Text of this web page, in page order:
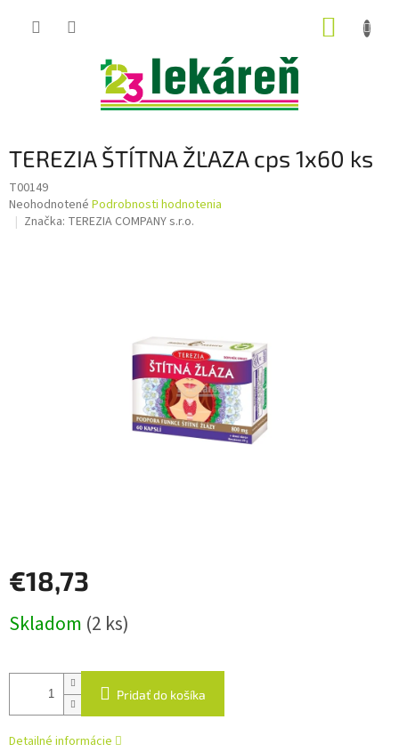
TEREZIA ŠTÍTNA ŽĽAZA cps 1x60 ks
T00149
Priemerné
hodnotenie
Neohodnotené Podrobnosti hodnotenia
Značka: TEREZIA COMPANY s.r.o.
€18,73
cena:
Skladom (2 ks)
Pridať do košíka
Detailné informácie